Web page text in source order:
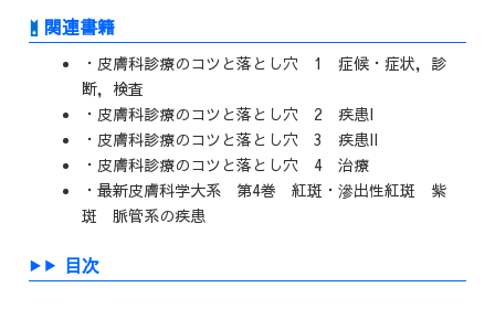
関連書籍
・皮膚科診療のコツと落とし穴 1 症候・症状，診
断，検査
・皮膚科診療のコツと落とし穴 2 疾患I
・皮膚科診療のコツと落とし穴 3 疾患II
・皮膚科診療のコツと落とし穴 4 治療
・最新皮膚科学大系 第4巻 紅斑・滲出性紅斑 紫
斑 脈管系の疾患
目次